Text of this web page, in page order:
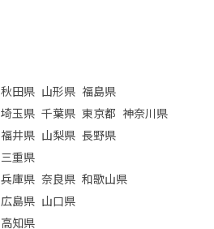
秋田県 山形県 福島県
埼玉県 千葉県 東京都 神奈川県
福井県 山梨県 長野県
三重県
兵庫県 奈良県 和歌山県
広島県 山口県
高知県